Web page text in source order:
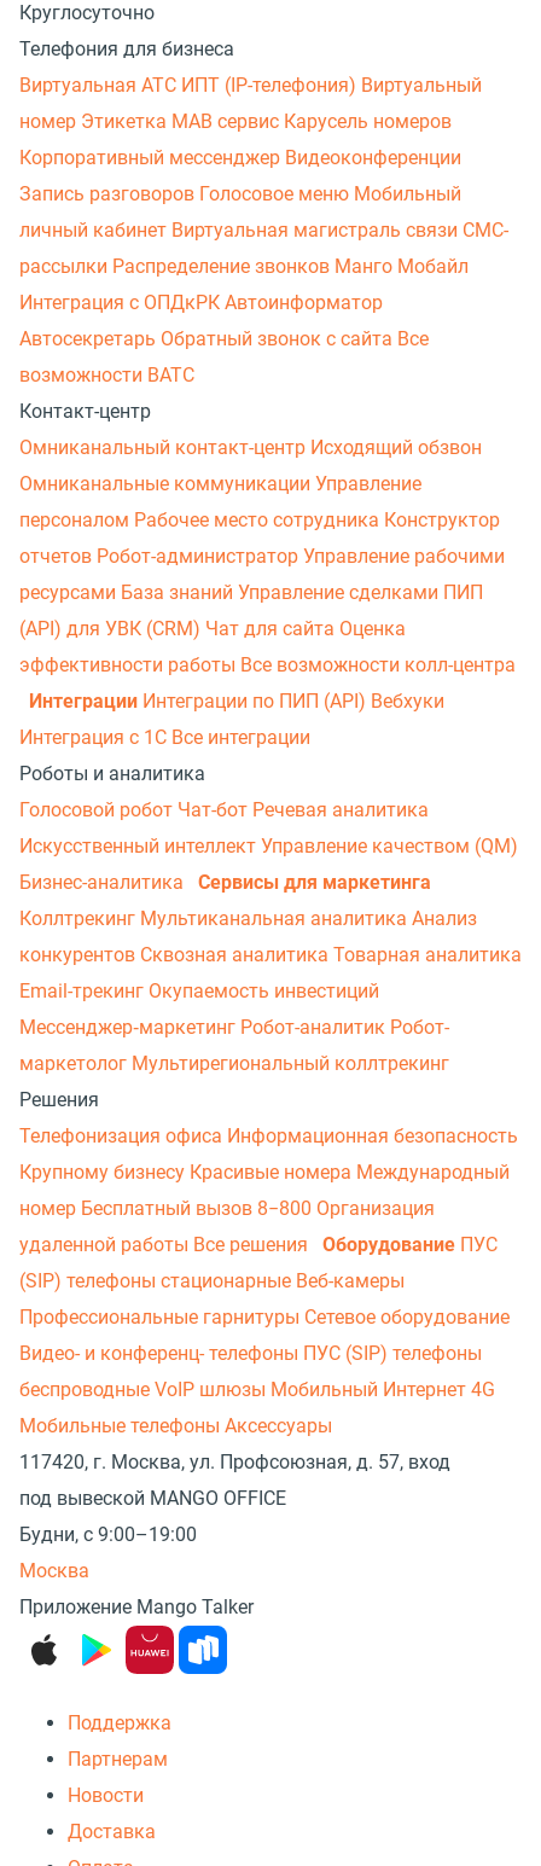
Круглосуточно
Телефония для бизнеса
Виртуальная АТС ИПТ (IP-телефония) Виртуальный
номер Этикетка МАВ сервис Карусель номеров
Корпоративный мессенджер Видеоконференции
Запись разговоров Голосовое меню Мобильный
личный кабинет Виртуальная магистраль связи СМС-
рассылки Распределение звонков Манго Мобайл
Интеграция с ОПДкРК Автоинформатор
Автосекретарь Обратный звонок с сайта Все
возможности ВАТС
Контакт-центр
Омниканальный контакт-центр Исходящий обзвон
Омниканальные коммуникации Управление
персоналом Рабочее место сотрудника Конструктор
отчетов Робот-администратор Управление рабочими
ресурсами База знаний Управление сделками ПИП
(API) для УВК (CRM) Чат для сайта Оценка
эффективности работы Все возможности колл-центра
Интеграции Интеграции по ПИП (API) Вебхуки
Интеграция с 1С Все интеграции
Роботы и аналитика
Голосовой робот Чат-бот Речевая аналитика
Искусственный интеллект Управление качеством (QM)
Бизнес-аналитика
Сервисы для маркетинга
Коллтрекинг Мультиканальная аналитика Анализ
конкурентов Сквозная аналитика Товарная аналитика
Email-трекинг Окупаемость инвестиций
Мессенджер‑маркетинг Робот-аналитик Робот-
маркетолог Мультирегиональный коллтрекинг
Решения
Телефонизация офиса Информационная безопасность
Крупному бизнесу Красивые номера Международный
номер Бесплатный вызов 8−800 Организация
удаленной работы Все решения Оборудование ПУС
(SIP) телефоны стационарные Веб-камеры
Профессиональные гарнитуры Сетевое оборудование
Видео- и конференц- телефоны ПУС (SIP) телефоны
беспроводные VoIP шлюзы Мобильный Интернет 4G
Мобильные телефоны Аксессуары
117420, г. Москва, ул. Профсоюзная, д. 57, вход
под вывеской MANGO OFFICE
Будни, с 9:00–19:00
Москва
Приложение Mango Talker
Поддержка
Партнерам
Новости
Доставка